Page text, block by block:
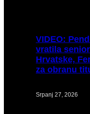
VIDEO:
vratila
Hrvatske,
za obranu
Srpanj 27, 2026